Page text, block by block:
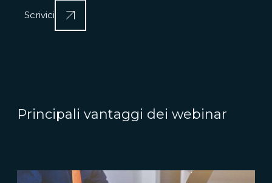
Scrivici
Principali vantaggi dei webinar